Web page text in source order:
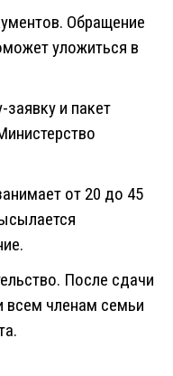
Обращение
уложиться в
и пакет
от 20 до 45
После сдачи
всем членам семьи